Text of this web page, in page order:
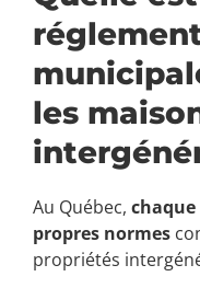
les
Au Québec,
propres normes
propriétés